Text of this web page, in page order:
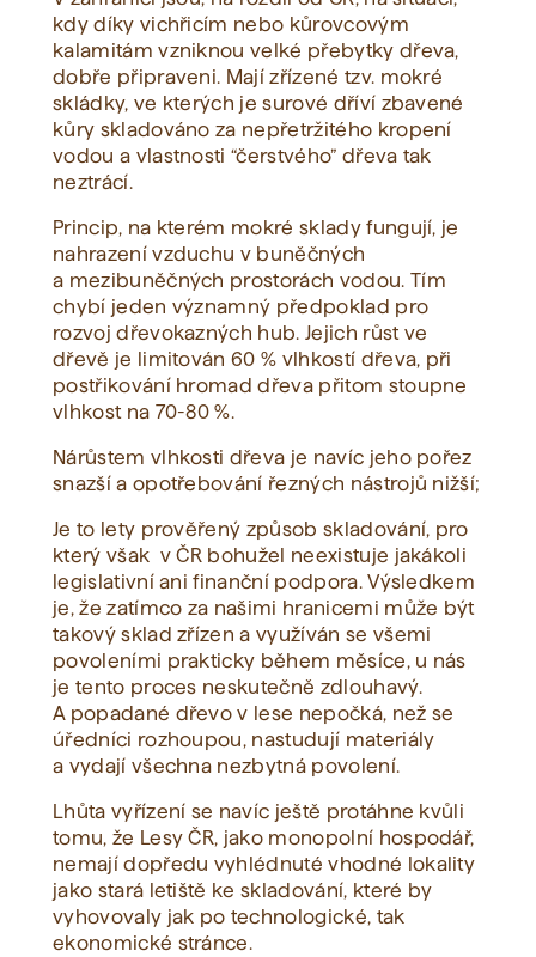
kdy díky vichřicím nebo kůrovcovým
kalamitám vzniknou velké přebytky dřeva,
dobře připraveni. Mají zřízené tzv. mokré
skládky, ve kterých je surové dříví zbavené
kůry skladováno za nepřetržitého kropení
vodou a vlastnosti “čerstvého” dřeva tak
neztrácí.
Princip, na kterém mokré sklady fungují, je
nahrazení vzduchu v buněčných
a mezibuněčných prostorách vodou. Tím
chybí jeden významný předpoklad pro
rozvoj dřevokazných hub. Jejich růst ve
dřevě je limitován 60 % vlhkostí dřeva, při
postřikování hromad dřeva přitom stoupne
vlhkost na 70-80 %.
Nárůstem vlhkosti dřeva je navíc jeho pořez
snazší a opotřebování řezných nástrojů nižší;
Je to lety prověřený způsob skladování, pro
který však v ČR bohužel neexistuje jakákoli
legislativní ani finanční podpora. Výsledkem
je, že zatímco za našimi hranicemi může být
takový sklad zřízen a využíván se všemi
povoleními prakticky během měsíce, u nás
je tento proces neskutečně zdlouhavý.
A popadané dřevo v lese nepočká, než se
úředníci rozhoupou, nastudují materiály
a vydají všechna nezbytná povolení.
Lhůta vyřízení se navíc ještě protáhne kvůli
tomu, že Lesy ČR, jako monopolní hospodář,
nemají dopředu vyhlédnuté vhodné lokality
jako stará letiště ke skladování, které by
vyhovovaly jak po technologické, tak
ekonomické stránce.